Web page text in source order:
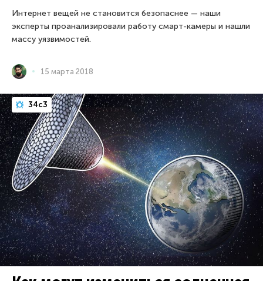
Интернет вещей не становится безопаснее — наши
эксперты проанализировали работу смарт-камеры и нашли
массу уязвимостей.
15 марта 2018
34c3